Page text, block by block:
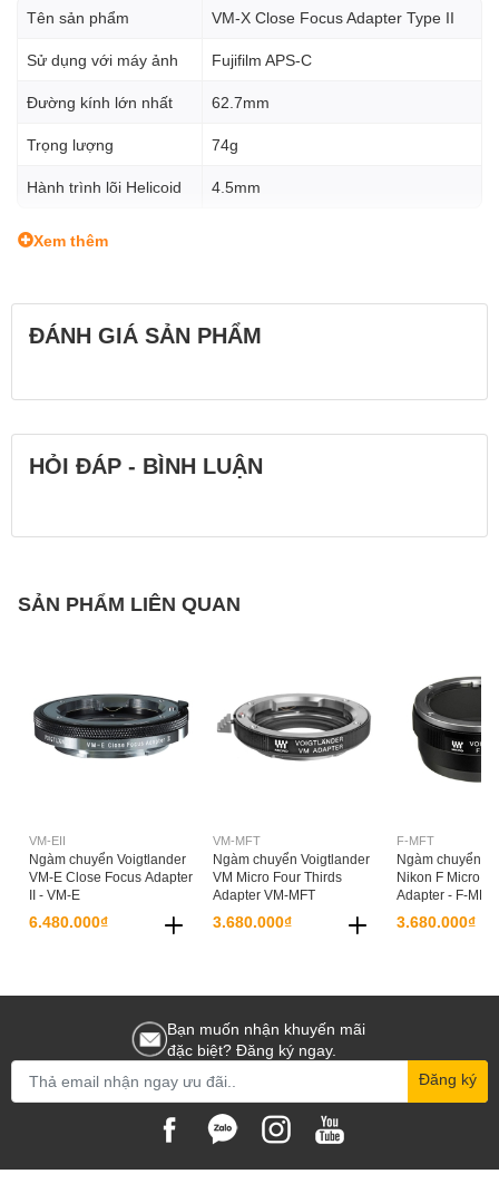
Tên sản phẩm VM-X Close Focus Adapter Type II
Sử dụng với máy ảnh Fujifilm APS-C
Đường kính lớn nhất 62.7mm
Trọng lượng 74g
Hành trình lõi Helicoid 4.5mm
Xem thêm
ĐÁNH GIÁ SẢN PHẨM
HỎI ĐÁP - BÌNH LUẬN
SẢN PHẨM LIÊN QUAN
VM-EII
Ngàm chuyển Voigtlander
VM-E Close Focus Adapter
II - VM-E
6.480.000₫
VM-MFT
Ngàm chuyển Voigtlander
VM Micro Four Thirds
Adapter VM-MFT
3.680.000₫
F-MFT
Ngàm chuyển
Nikon F Micro
Adapter - F-MFT
3.680.000₫
Bạn muốn nhận khuyến mãi
đặc biệt? Đăng ký ngay.
Đăng ký